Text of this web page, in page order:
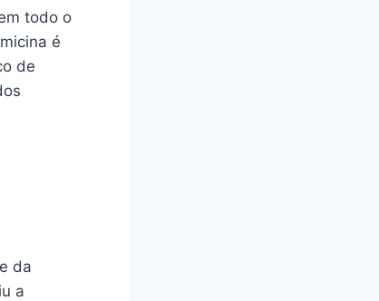
todo o
é
de
da
a